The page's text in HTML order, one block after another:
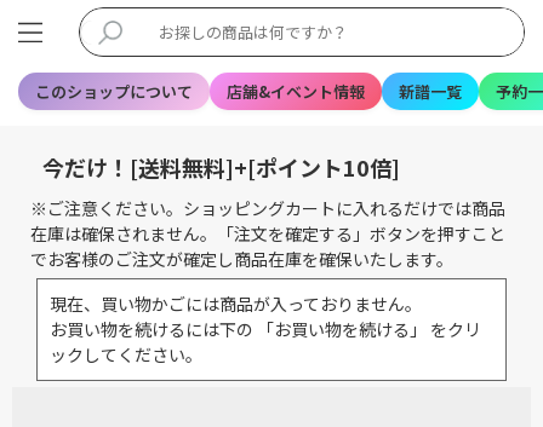
このショップについて 店舗&イベント情報 新譜一覧 予約
今だけ！[送料無料]+[ポイント10倍]
※ご注意ください。ショッピングカートに入れるだけでは商品
在庫は確保されません。「注文を確定する」ボタンを押すこと
でお客様のご注文が確定し商品在庫を確保いたします。
現在、買い物かごには商品が入っておりません。
お買い物を続けるには下の 「お買い物を続ける」 をクリ
ックしてください。